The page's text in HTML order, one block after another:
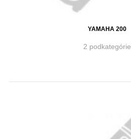
YAMAHA 200
2 podkategórie